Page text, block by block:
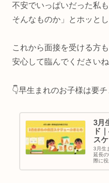
不安でいっぱいだった私
そんなものか」とホッとし
これから面接を受ける方も
安心して臨んでください
👇️早生まれのお子様は要チ
3月
ド
ス
3月生
延長
際に